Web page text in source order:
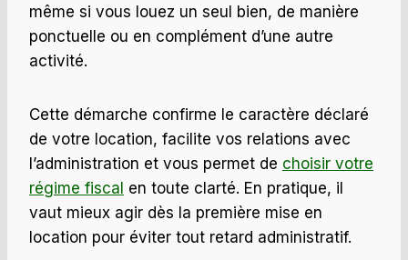
même si vous louez un seul bien, de manière
ponctuelle ou en complément d’une autre
activité.
Cette démarche confirme le caractère déclaré
de votre location, facilite vos relations avec
l’administration et vous permet de choisir votre
régime fiscal en toute clarté. En pratique, il
vaut mieux agir dès la première mise en
location pour éviter tout retard administratif.